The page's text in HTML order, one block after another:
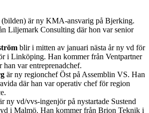
(bilden) är ny KMA-ansvarig på Bjerking.
Liljemark Consulting där hon var senior
blir i mitten av januari nästa år ny vd för
i Linköping. Han kommer från Ventpartner
han var entreprenadchef.
är ny regionchef Öst på Assemblin VS. Han
där han var operativ chef för region
ny vd/vvs-ingenjör på nystartade Sustend
i Malmö. Han kommer från Brion Teknik i